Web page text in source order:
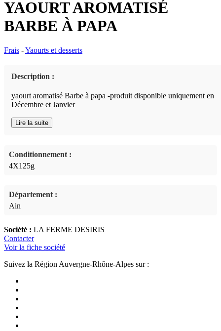
YAOURT AROMATISÉ
BARBE À PAPA
Frais -Yaourts et desserts
Description :
yaourt aromatisé Barbe à papa -produit disponible uniquement en
Décembre et Janvier
Lire la suite
Conditionnement :
4X125g
Département :
Ain
Société : LA FERME DESIRIS
Contacter
Voir la fiche société
Suivez la Région Auvergne-Rhône-Alpes sur :